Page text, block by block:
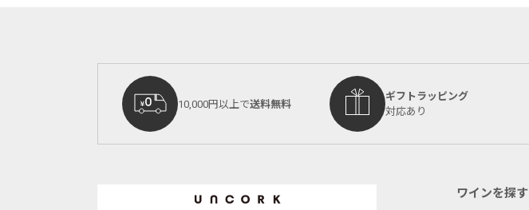
10,000円以上で送料無料
ギフトラッピング
対応あり
ワインを探す